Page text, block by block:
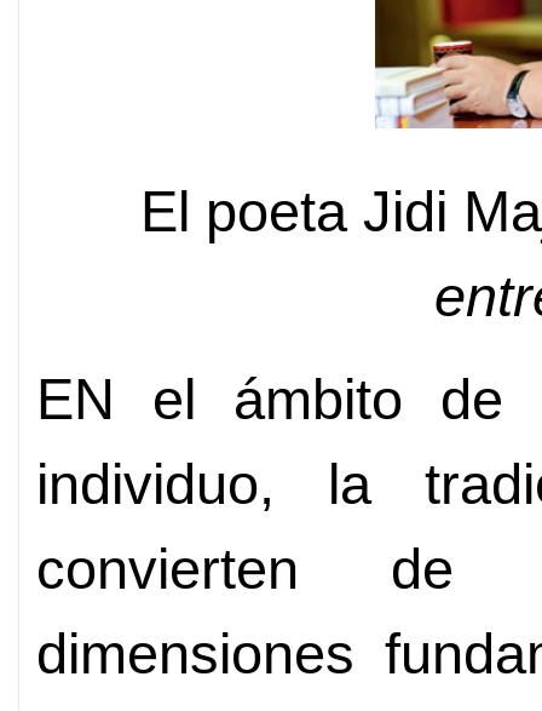
El poeta Jidi
EN el ámbito de
individuo, la
convierten de
dimensiones